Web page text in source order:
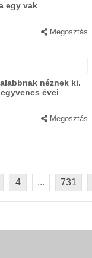
egy vak
Megosztás
néznek ki.
évei
Megosztás
4 ... 731